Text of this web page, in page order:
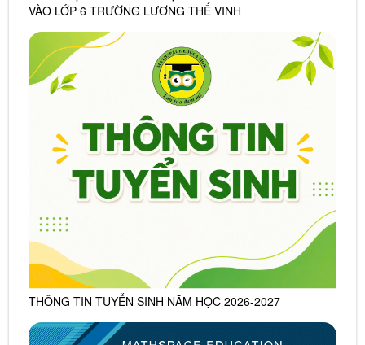
VÀO LỚP 6 TRƯỜNG LƯƠNG THẾ VINH
THÔNG TIN TUYỂN SINH NĂM HỌC 2026-2027